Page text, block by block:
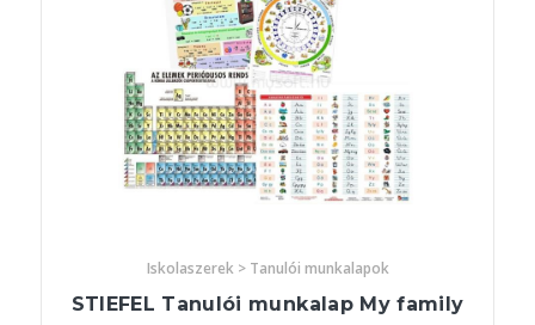
Iskolaszerek > Tanulói munkalapok
STIEFEL Tanulói munkalap My family